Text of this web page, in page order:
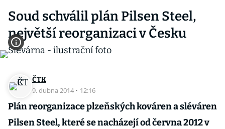
Soud schválil plán Pilsen Steel,
největší reorganizaci v Česku
ČTK
9. dubna 2014 · 12:16
Plán reorganizace plzeňských kováren a sléváren
Pilsen Steel, které se nacházejí od června 2012 v